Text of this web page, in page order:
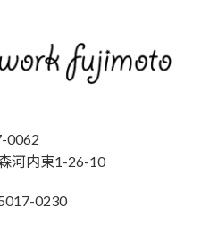
0062
河内東1-26-10
0230